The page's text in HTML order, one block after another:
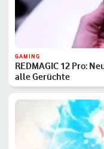
GAMING
REDMAGIC 12 Pro:
alle Gerüchte